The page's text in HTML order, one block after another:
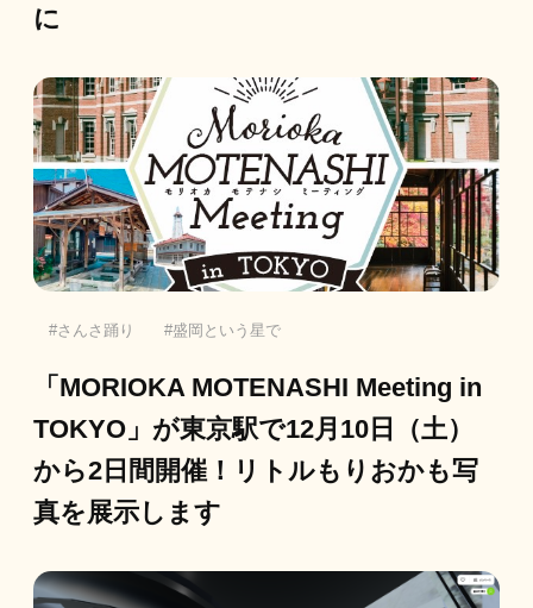
に
さんさ踊り 盛岡という星で
「MORIOKA MOTENASHI Meeting in
TOKYO」が東京駅で12月10日（土）
から2日間開催！リトルもりおかも写
真を展示します